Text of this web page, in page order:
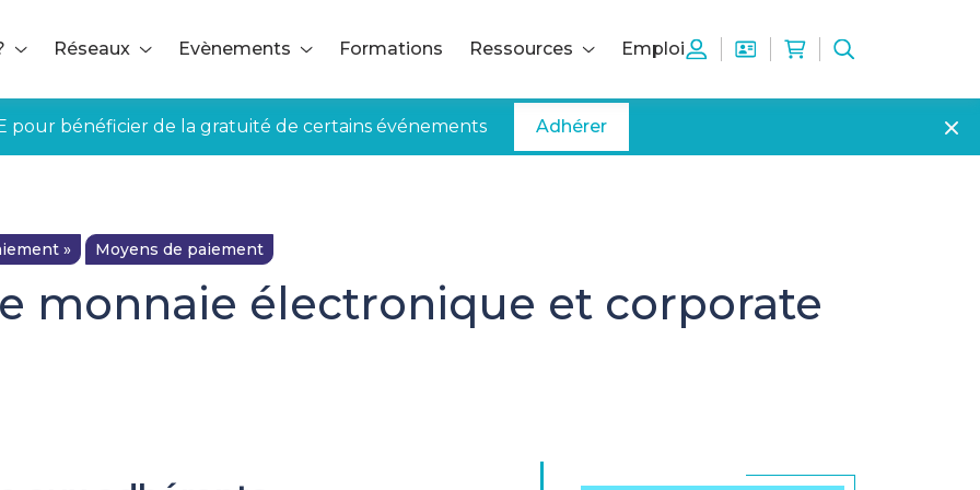
Réseaux Evènements Formations Ressources Emploi
pour bénéficier de la gratuité de certains événements Adhérer
» Moyens de paiement
monnaie électronique et corporate